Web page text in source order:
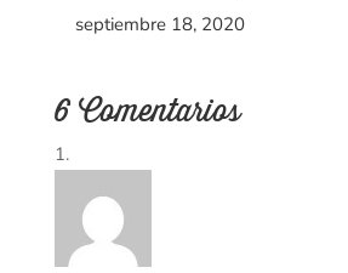
septiembre 18, 2020
6 Comentarios